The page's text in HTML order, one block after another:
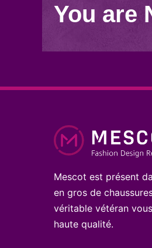
You are
Mescot est présent
en gros de
véritable vétéran
haute qualité.